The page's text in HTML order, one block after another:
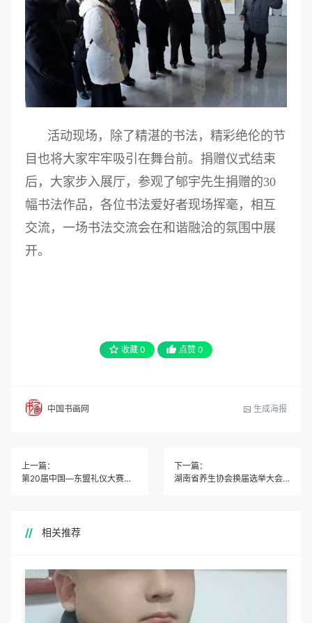
活动现场，除了精湛的书法，精彩绝伦的节
目也将大家牢牢吸引在舞台前。捐赠仪式结束
后，大家步入展厅，参观了郇宇先生捐赠的30
幅书法作品，各位书法爱好者现场挥毫，相互
交流，一场书法交流会在和谐融洽的氛围中展
开。
收藏 0 点赞 0
中国书画网 生成海报
上一篇：
第20届中国—东盟礼仪大赛湖南省总决赛圆满礼成
下一篇：
湖南省养生协会换届选举大会暨产业合作发展论坛隆重举行
相关推荐